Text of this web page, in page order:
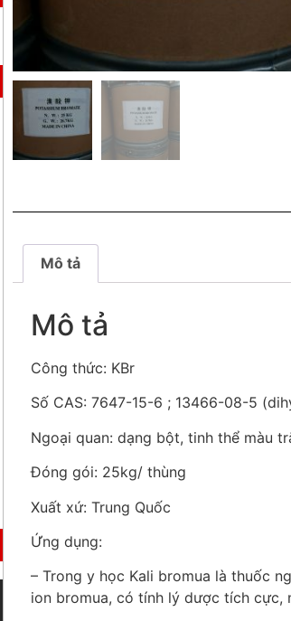
Mô tả
Mô tả
Công thức: KBr
Số CAS: 7647-15-6 ; 13466-08-5
Ngoại quan: dạng bột, tinh thể màu
Đóng gói: 25kg/ thùng
Xuất xứ: Trung Quốc
Ứng dụng:
– Trong y học Kali bromua là thuốc
ion bromua, có tính lý dược tích cực,